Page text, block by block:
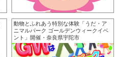
動物とふれあう特別な体験「うだ・ア
ニマルパーク ゴールデンウィークイベ
ント」開催・奈良県宇陀市